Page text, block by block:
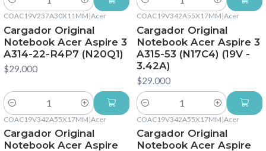
Cantidad Cantidad
COAC19V237A30X11MM |Acer
Cargador Original
Notebook Acer Aspire 3
A314-22-R4P7 (N20Q1)
$29.000
Cantidad
COAC19V342A55X17MM |Acer
Cargador Original
Notebook Acer Aspire 3
A315-53 (N17C4) (19V -
3.42A)
$29.000
Cantidad
COAC19V342A55X17MM |Acer
Cargador Original
Notebook Acer Aspire
COAC19V342A55X17MM |Acer
Cargador Original
Notebook Acer Aspire